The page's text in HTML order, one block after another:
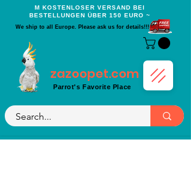
Μ KOSTENLOSER VERSAND BEI
BESTELLUNGEN ÜBER 150 EURO ~
We ship to all Europe. Please ask us for details!!!
zazoopet.com
Parrot's Favorite Place